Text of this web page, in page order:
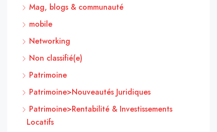
Mag, blogs & communauté
mobile
Networking
Non classifié(e)
Patrimoine
Patrimoine>Nouveautés Juridiques
Patrimoine>Rentabilité & Investissements
Locatifs